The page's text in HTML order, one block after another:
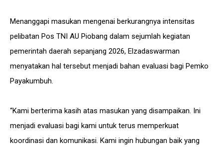
Menanggapi masukan mengenai berkurangnya intensitas
pelibatan Pos TNI AU Piobang dalam sejumlah kegiatan
pemerintah daerah sepanjang 2026, Elzadaswarman
menyatakan hal tersebut menjadi bahan evaluasi bagi Pemko
Payakumbuh.
“Kami berterima kasih atas masukan yang disampaikan. Ini
menjadi evaluasi bagi kami untuk terus memperkuat
koordinasi dan komunikasi. Kami ingin hubungan baik yang